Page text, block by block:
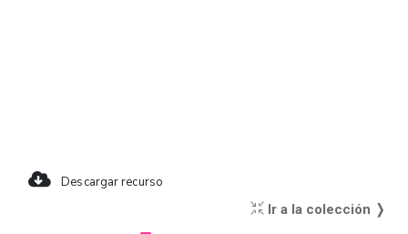
Descargar recurso
Ir a la colección ❭